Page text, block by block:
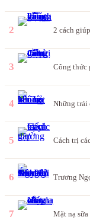
2 2 cách
3 Công thức
4 Những trái
5 Cách trị
6 Trương
7 Mặt nạ